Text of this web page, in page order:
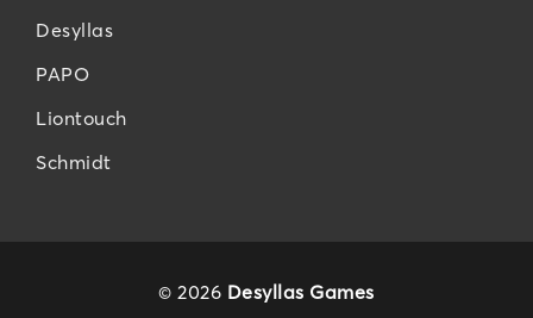
Desyllas
PAPO
Liontouch
Schmidt
© 2026 Desyllas Games